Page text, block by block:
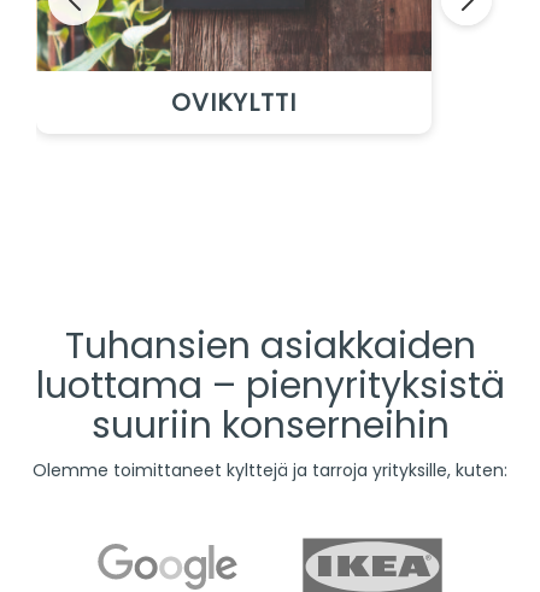
OVIKYLTTI
Tuhansien asiakkaiden
luottama – pienyrityksistä
suuriin konserneihin
Olemme toimittaneet kylttejä ja tarroja yrityksille, kuten: